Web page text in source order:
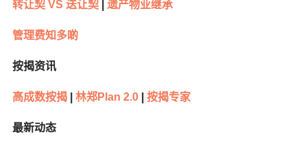
转让契 VS 送让契 遗产物业继承
管理费知多啲
按揭资讯
高成数按揭| 林郑Plan 2.0| 按揭专家
最新动态